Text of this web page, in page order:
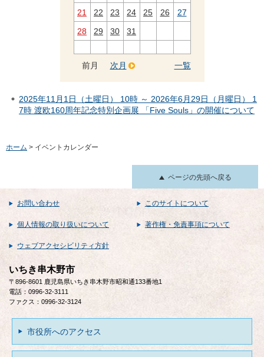
21
22 23 24 25 26
27
28
29 30 31
前月 一覧
次月
2025年11月1日（土曜日） 10時 ～ 2026年6月29日（月曜日） 1
7時 渡欧160周年記念特別企画展 「Five Souls」の開催について
ホーム > イベントカレンダー
ページの先頭へ戻る
お問い合わせ このサイトについて
個人情報の取り扱いについて 著作権・免責事項について
ウェブアクセシビリティ方針
いちき串木野市
〒896-8601 鹿児島県いちき串木野市昭和通133番地1
電話：0996-32-3111
ファクス：0996-32-3124
市役所へのアクセス